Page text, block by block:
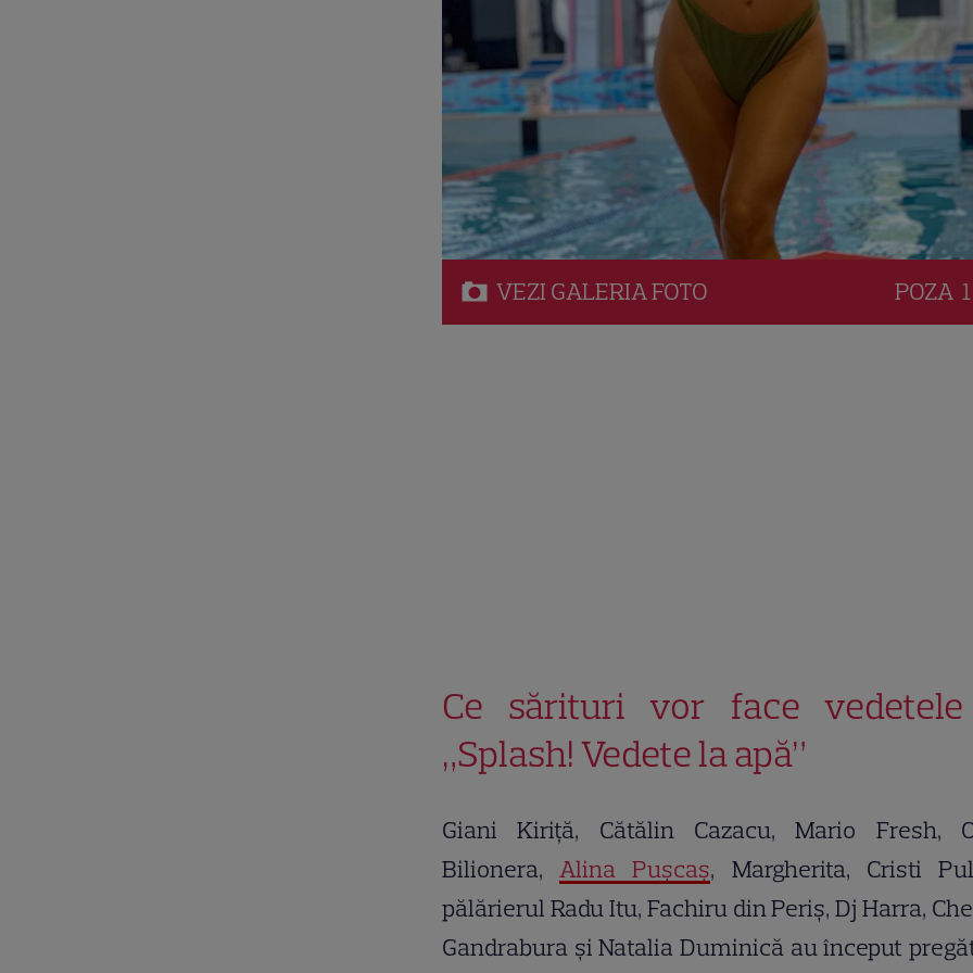
VEZI GALERIAFOTO POZA
Ce sărituri vor face
„Splash! Vedete la apă”
Giani Kiriță, Cătălin Cazacu, Mario Fresh,
Bilionera,Alina Pușcaș, Margherita, Cristi
pălărierul Radu Itu, Fachiru din Periș, Dj Harra,
Gandrabura și Natalia Duminică au început